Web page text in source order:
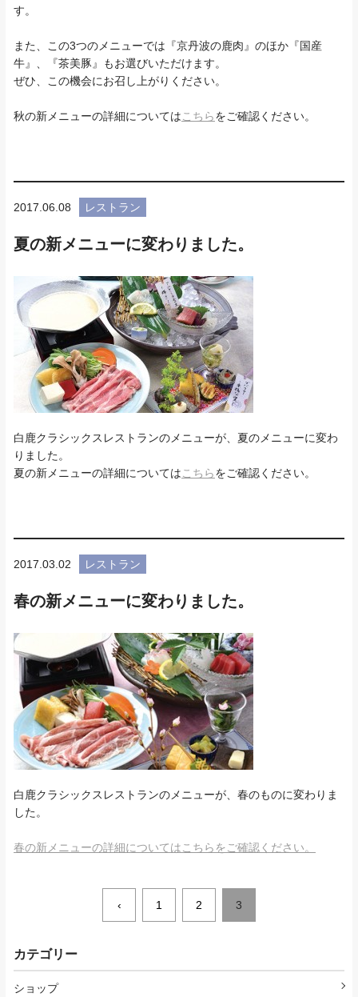
す。
また、この3つのメニューでは『京丹波の鹿肉』のほか『国産
牛』、『茶美豚』もお選びいただけます。
ぜひ、この機会にお召し上がりください。
秋の新メニューの詳細については こちらをご確認ください。
2017.06.08 レストラン
夏の新メニューに変わりました。
白鹿クラシックスレストランのメニューが、夏のメニューに変わ
りました。
夏の新メニューの詳細については こちらをご確認ください。
2017.03.02 レストラン
春の新メニューに変わりました。
白鹿クラシックスレストランのメニューが、春のものに変わりま
した。
春の新メニューの詳細についてはこちらをご確認ください。
‹ 1 2 3
カテゴリー
ショップ